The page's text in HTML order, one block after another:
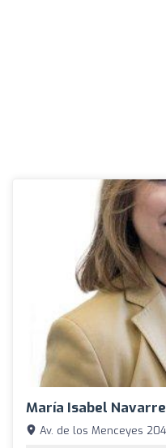
María Isabel
Av. de los Menceyes